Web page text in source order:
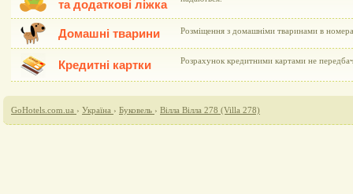
та додаткові ліжка
Домашні тварини Розміщення з домашніми тваринами в
Кредитні картки Розрахунок кредитними картами не
GoHotels.com.ua › Україна › Буковель › Вілла Вілла 278 (Villa 278)